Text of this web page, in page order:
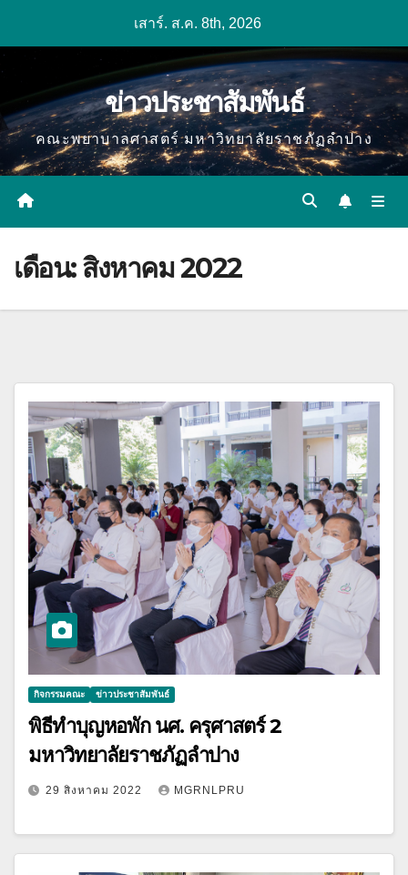
เสาร์. ส.ค. 8th, 2026
ข่าวประชาสัมพันธ์
คณะพยาบาลศาสตร์ มหาวิทยาลัยราชภัฏลำปาง
เดือน:สิงหาคม 2022
กิจกรรมคณะ ข่าวประชาสัมพันธ์
พิธีทำบุญหอพัก นศ. ครุศาสตร์ 2
มหาวิทยาลัยราชภัฏลำปาง
29 สิงหาคม 2022 MGRNLPRU